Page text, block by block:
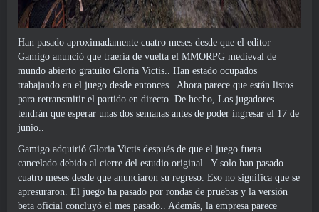
Han pasado aproximadamente cuatro meses desde que el editor
Gamigo anunció que traería de vuelta el MMORPG medieval de
mundo abierto gratuito Gloria Victis.. Han estado ocupados
trabajando en el juego desde entonces.. Ahora parece que están listos
para retransmitir el partido en directo. De hecho, Los jugadores
tendrán que esperar unas dos semanas antes de poder ingresar el 17 de
junio..
Gamigo adquirió Gloria Victis después de que el juego fuera
cancelado debido al cierre del estudio original.. Y solo han pasado
cuatro meses desde que anunciaron su regreso. Eso no significa que se
apresuraron. El juego ha pasado por rondas de pruebas y la versión
beta oficial concluyó el mes pasado.. Además, la empresa parece